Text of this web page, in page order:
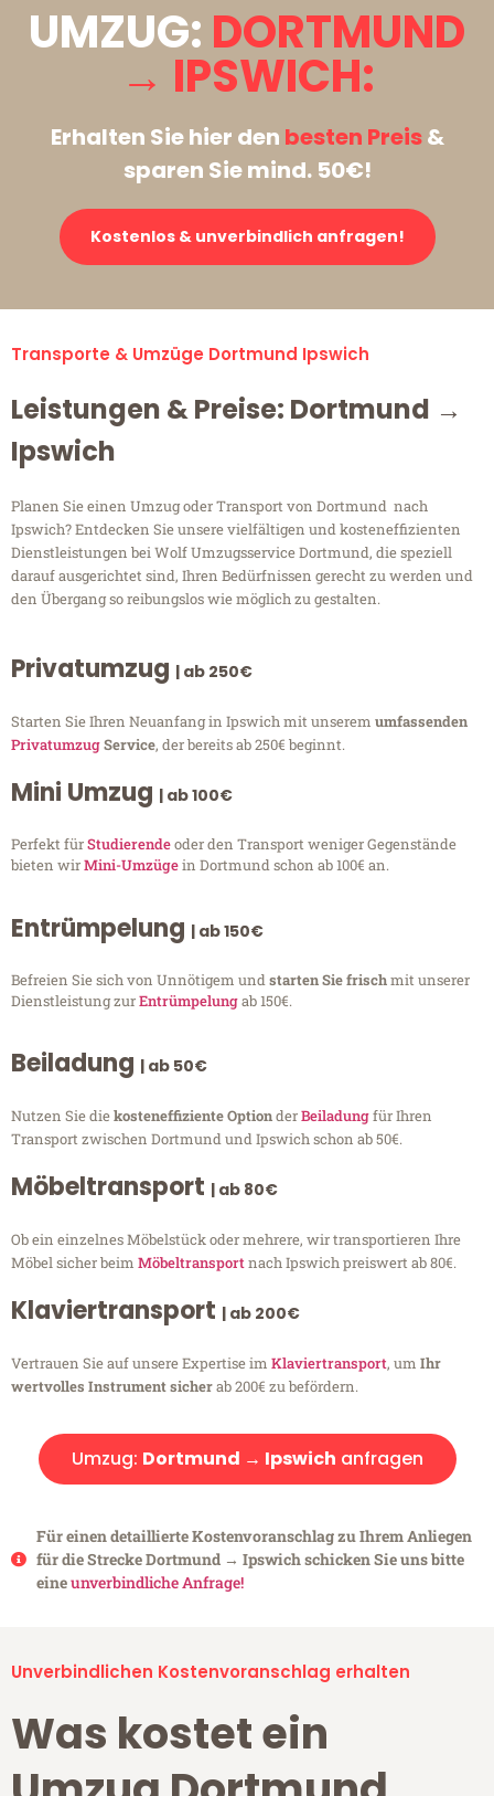
UMZUG: DORTMUND
→ IPSWICH:
Erhalten Sie hier den besten Preis&
sparen Sie mind. 50€!
Kostenlos & unverbindlich anfragen!
Transporte & Umzüge Dortmund Ipswich
Leistungen & Preise: Dortmund →
Ipswich
Planen Sie einen Umzug oder Transport von Dortmund nach
Ipswich? Entdecken Sie unsere vielfältigen und kosteneffizienten
Dienstleistungen bei Wolf Umzugsservice Dortmund, die speziell
darauf ausgerichtet sind, Ihren Bedürfnissen gerecht zu werden und
den Übergang so reibungslos wie möglich zu gestalten.
Privatumzug | ab 250€
Starten Sie Ihren Neuanfang in Ipswich mit unserem umfassenden
PrivatumzugService, der bereits ab 250€ beginnt.
Mini Umzug | ab 100€
Perfekt fürStudierendeoder den Transport weniger Gegenstände
bieten wirMini-Umzügein Dortmund schon ab 100€ an.
Entrümpelung | ab 150€
Befreien Sie sich von Unnötigem undstarten Sie frischmit unserer
Dienstleistung zurEntrümpelungab 150€.
Beiladung | ab 50€
Nutzen Sie diekosteneffiziente OptionderBeiladungfür Ihren
Transport zwischen Dortmund und Ipswich schon ab 50€.
Möbeltransport | ab 80€
Ob ein einzelnes Möbelstück oder mehrere, wir transportieren Ihre
Möbel sicher beim Möbeltransportnach Ipswich preiswert ab 80€.
Klaviertransport | ab 200€
Vertrauen Sie auf unsere Expertise im Klaviertransport, um Ihr
wertvolles Instrument sicherab 200€ zu befördern.
Umzug: Dortmund → Ipswich anfragen
Für einen detaillierte Kostenvoranschlag zu Ihrem Anliegen
für die Strecke Dortmund → Ipswich schicken Sie uns bitte
eineunverbindliche Anfrage!
Unverbindlichen Kostenvoranschlag erhalten
Was kostet ein